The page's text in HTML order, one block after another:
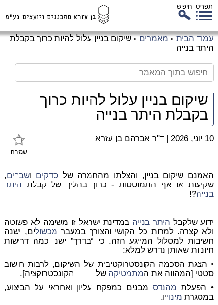
תפריט חיפוש
עמוד הבית » מאמרים » שיקום בניין עלול להיות כרוך בקבלת
היתר בנייה
שיקום בניין עלול להיות כרוך
בקבלת היתר בנייה
שמירה
10 יוני, 2026 | ד"ר אברהם בן עזרא
האמנם שיקום בניין, והצלתו מהחמרה של סדקים ושברים,
שקיעות או אף התמוטטות - כרוך בהליך של קבלת היתר
בנייה?!
ידוע שלקבל היתר בנייה במדינת ישראל זו משימה לא פשוטה
ולא קצרה. למרות כל הקושי והצורך במעבר מכשולים, ישנה
חשיבות למסלול המייגע הזה, כי “בדרך” ישנן כמה דרישות
חיוניות שאותן נדרש למלא:
• הצגת הסכמה הקונסטרוקטיבית של השיקום, לרבות חישוב
סטטי [המהווה את המתמטיקה של הקונסטרוקציה].
• הפעלת מהנדס מבנים כמפקח עליון ואחראי על הביצוע,
במסגרת מינוייו.